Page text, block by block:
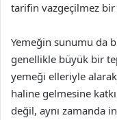
tarifin vazgeçilmez bir
Yemeğin sunumu da
genellikle büyük bir
yemeği elleriyle
haline gelmesine
değil, aynı zamanda